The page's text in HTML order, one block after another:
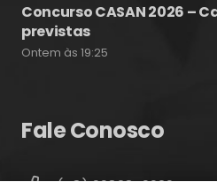
Concurso CASAN 2026 –
previstas
Ontem às 19:25
Fale Conosco